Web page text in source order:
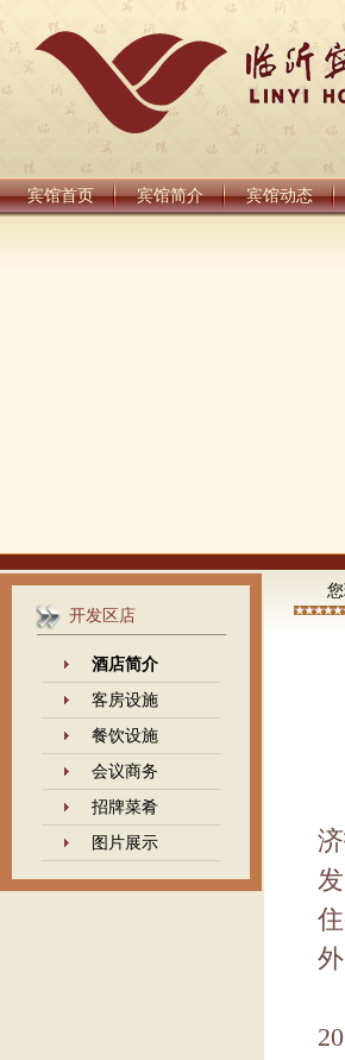
宾馆首页 宾馆简介 宾馆动态
开发区店
酒店简介
客房设施
餐饮设施
会议商务
招牌菜肴
图片展示